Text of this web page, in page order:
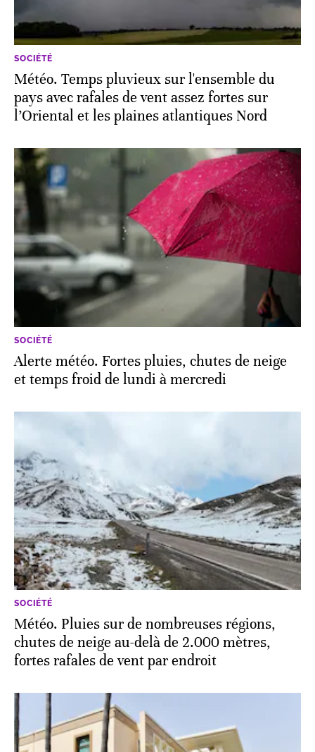
SOCIÉTÉ
Météo. Temps pluvieux sur l'ensemble du
pays avec rafales de vent assez fortes sur
l’Oriental et les plaines atlantiques Nord
SOCIÉTÉ
Alerte météo. Fortes pluies, chutes de neige
et temps froid de lundi à mercredi
SOCIÉTÉ
Météo. Pluies sur de nombreuses régions,
chutes de neige au-delà de 2.000 mètres,
fortes rafales de vent par endroit